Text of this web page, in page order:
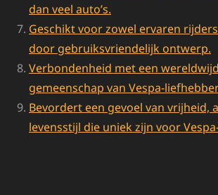
dan veel auto’s.
Geschikt voor zowel ervaren
door gebruiksvriendelijk ontwerp.
Verbondenheid met een
gemeenschap van Vespa-
Bevordert een gevoel van vrijheid,
levensstijl die uniek zijn voor